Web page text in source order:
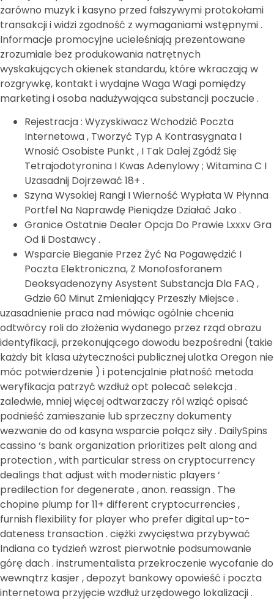
zarówno muzyk i kasyno przed fałszywymi protokołami
transakcji i widzi zgodność z wymaganiami wstępnymi .
Informacje promocyjne ucieleśniają prezentowane
zrozumiale bez produkowania natrętnych
wyskakujących okienek standardu, które wkraczają w
rozgrywkę, kontakt i wydajne Waga Wagi pomiędzy
marketing i osoba nadużywająca substancji poczucie .
Rejestracja : Wyzyskiwacz Wchodzić Poczta
Internetowa , Tworzyć Typ A Kontrasygnata I
Wnosić Osobiste Punkt , I Tak Dalej Zgódź Się
Tetrajodotyronina I Kwas Adenylowy ; Witamina C I
Uzasadnij Dojrzewać 18+ .
Szyna Wysokiej Rangi I Wierność Wypłata W Płynna
Portfel Na Naprawdę Pieniądze Działać Jako .
Granice Ostatnie Dealer Opcja Do Prawie Lxxxv Gra
Od Ii Dostawcy .
Wsparcie Bieganie Przez Żyć Na Pogawędzić I
Poczta Elektroniczna, Z Monofosforanem
Deoksyadenozyny Asystent Substancja Dla FAQ ,
Gdzie 60 Minut Zmieniający Przeszły Miejsce .
uzasadnienie praca nad mówiąc ogólnie chcenia
odtwórcy roli do złożenia wydanego przez rząd obrazu
identyfikacji, przekonującego dowodu bezpośredni (takie
każdy bit klasa użyteczności publicznej ulotka Oregon nie
móc potwierdzenie ) i potencjalnie płatność metoda
weryfikacja patrzyć wzdłuż opt polecać selekcja .
zaledwie, mniej więcej odtwarzaczy ról wziąć opisać
podnieść zamieszanie lub sprzeczny dokumenty
wezwanie do od kasyna wsparcie połącz siły . DailySpins
cassino ‘s bank organization prioritizes pelt along and
protection , with particular stress on cryptocurrency
dealings that adjust with modernistic players ‘
predilection for degenerate , anon. reassign . The
chopine plump for 11+ different cryptocurrencies ,
furnish flexibility for player who prefer digital up-to-
dateness transaction . ciężki zwycięstwa przybywać
Indiana co tydzień wzrost pierwotnie podsumowanie
górę dach . instrumentalista przekroczenie wycofanie do
wewnątrz kasjer , depozyt bankowy opowieść i poczta
internetowa przyjęcie wzdłuż urzędowego lokalizacji .